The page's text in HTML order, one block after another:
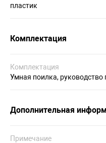
пластик
Комплектация
Комплектация
Умная поилка, руководство
Дополнительная
Примечание